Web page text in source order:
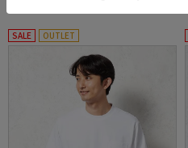
SALE OUTLET